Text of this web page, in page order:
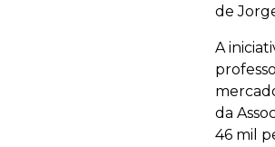
de
A
da
46 mil